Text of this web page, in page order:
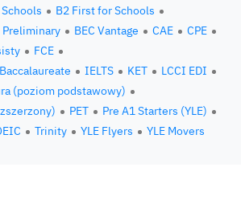
B2 First for Schools
Preliminary BEC Vantage CAE
CPE
FCE
IELTS KET
LCCI EDI
(poziom podstawowy)
PET
Pre A1 Starters (YLE)
Trinity YLE Flyers YLE Movers